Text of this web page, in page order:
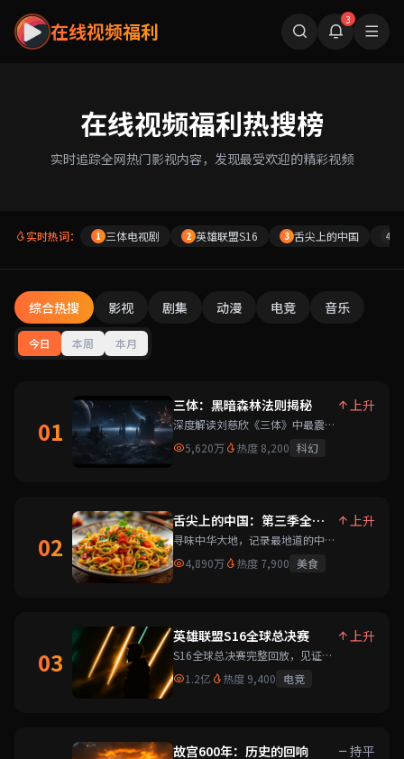
在线视频福利 3
在线视频福利热搜榜
实时追踪全网热门影视内容，发现最受欢迎的精彩视频
实时热词： 1 三体电视剧 2 英雄联盟S16 3 舌尖上的中国 4
综合热搜 影视 剧集 动漫 电竞 音乐
今日 本周 本月
01
三体：黑暗森林法则揭秘
深度解读刘慈欣《三体》中最震撼
会学的终极奥秘。
5,620万 热度 8,200 科幻
上升
02
舌尖上的中国：第三季全纪
录
寻味中华大地，记录最地道的中国
4,890万 热度 7,900 美食
上升
03
英雄联盟S16全球总决赛
S16全球总决赛完整回放，见证传
1.2亿 热度 9,400 电竞
上升
故宫600年：历史的回响 持平